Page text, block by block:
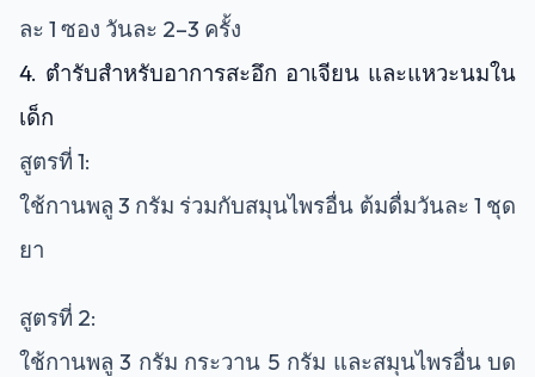
ละ 1 ซอง วันละ 2–3 ครั้ง
4. ตำรับสำหรับอาการสะอึก อาเจียน และแหวะนมใน
เด็ก
สูตรที่ 1:
ใช้กานพลู 3 กรัม ร่วมกับสมุนไพรอื่น ต้มดื่มวันละ 1 ชุด
ยา
สูตรที่ 2:
ใช้กานพลู 3 กรัม กระวาน 5 กรัม และสมุนไพรอื่น บด